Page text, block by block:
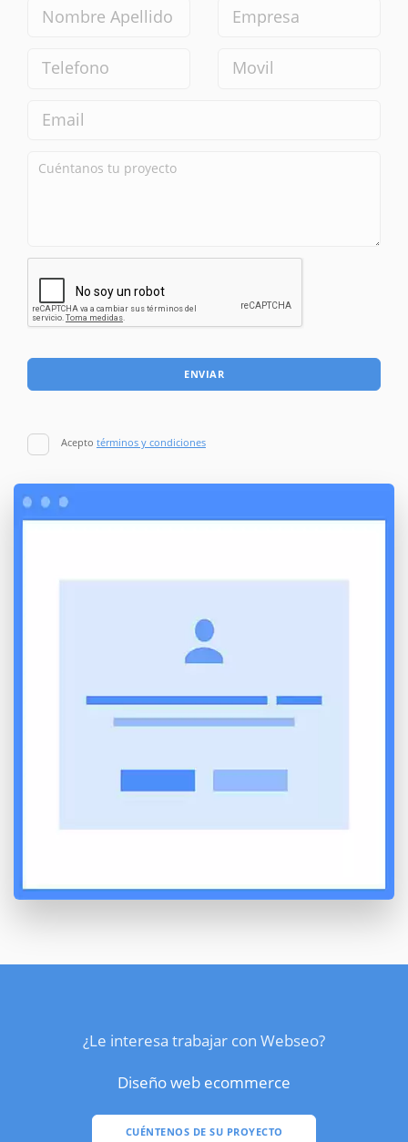
ENVIAR
Acepto términos y condiciones
¿Le interesa trabajar con Webseo?
Diseño web ecommerce
CUÉNTENOS DE SU PROYECTO